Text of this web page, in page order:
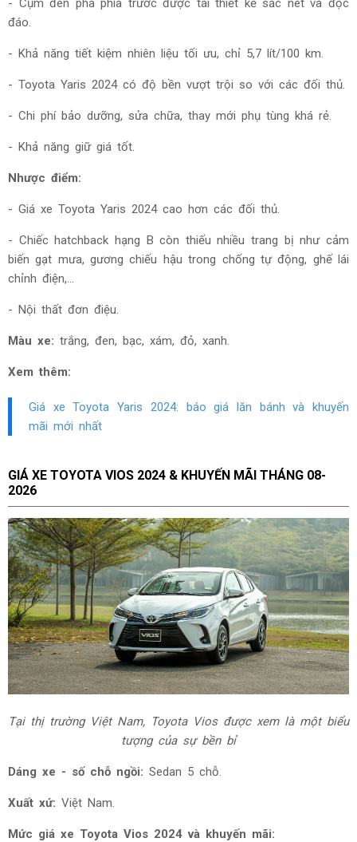
- Cụm đèn pha phía trước được tái thiết kế sắc nét và độc
đáo.
- Khả năng tiết kiệm nhiên liệu tối ưu, chỉ 5,7 lít/100 km.
- Toyota Yaris 2024 có độ bền vượt trội so với các đối thủ.
- Chi phí bảo dưỡng, sửa chữa, thay mới phụ tùng khá rẻ.
- Khả năng giữ giá tốt.
Nhược điểm:
- Giá xe Toyota Yaris 2024 cao hơn các đối thủ.
- Chiếc hatchback hạng B còn thiếu nhiều trang bị như cảm
biến gạt mưa, gương chiếu hậu trong chống tự động, ghế lái
chỉnh điện,…
- Nội thất đơn điệu.
Màu xe: trắng, đen, bạc, xám, đỏ, xanh.
Xem thêm:
Giá xe Toyota Yaris 2024: báo giá lăn bánh và khuyến
mãi mới nhất
GIÁ XE TOYOTA VIOS 2024 & KHUYẾN MÃI THÁNG 08-
2026
Tại thị trường Việt Nam, Toyota Vios được xem là một biểu
tượng của sự bền bỉ
Dáng xe - số chỗ ngồi: Sedan 5 chỗ.
Xuất xứ: Việt Nam.
Mức giá xe Toyota Vios 2024 và khuyến mãi: